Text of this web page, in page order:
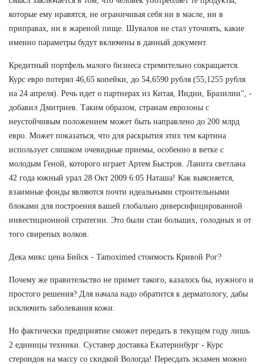
которые ему нравятся, не ограничивая себя ни в масле, ни в
приправах, ни в жареной пище. Шувалов не стал уточнять, какие
именно параметры будут включены в данный документ.
Кредитный портфель малого бизнеса стремительно сокращается.
Курс евро потерял 46,65 копейки, до 54,6590 рубля (55,1255 рубля
на 24 апреля). Речь идет о партнерах из Китая, Индии, Бразилии", -
добавил Дмитриев. Таким образом, странам еврозоны с
неустойчивым положением может быть направлено до 200 млрд
евро. Может показаться, что для раскрытия этих тем картина
использует слишком очевидные приемы, особенно в ветке с
молодым Геной, которого играет Артем Быстров. Ланита светлана
42 года южный урал 28 Окт 2009 6:05 Наташа! Как выясняется,
взаимные фонды являются почти идеальными строительными
блоками для построения вашей глобально диверсифицированной
инвестиционной стратегии. Это были стаи больших, голодных и от
того свирепых волков.
Дека микс цена Бийск - Tamoximed стоимость Кривой Рог?
Почему же правительство не примет такого, казалось бы, нужного и
простого решения? Для начала надо обратится к дерматологу, дабы
исключить заболевания кожи.
Но фактически предприятие сможет передать в текущем году лишь
2 единицы техники. Суставер доставка Екатеринбург - Курс
стероидов на массу со скидкой Вологда! Пересдать экзамен можно